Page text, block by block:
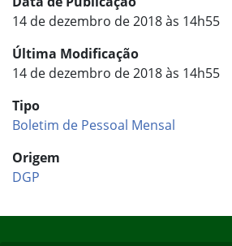
14 de dezembro de 2018 às 14h55
Última Modificação
14 de dezembro de 2018 às 14h55
Tipo
Boletim de Pessoal Mensal
Origem
DGP